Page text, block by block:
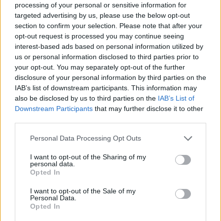
processing of your personal or sensitive information for
targeted advertising by us, please use the below opt-out
section to confirm your selection. Please note that after your
opt-out request is processed you may continue seeing
interest-based ads based on personal information utilized by
us or personal information disclosed to third parties prior to
your opt-out. You may separately opt-out of the further
disclosure of your personal information by third parties on the
IAB’s list of downstream participants. This information may
also be disclosed by us to third parties on the IAB’s List of
Downstream Participants that may further disclose it to other
Personal Data Processing Opt Outs
I want to opt-out of the Sharing of my
personal data.
Opted In
I want to opt-out of the Sale of my
Personal Data.
Opted In
Η Ελληνική Ολυμπιακή Επιτροπή ξεκινά τον καθαρισμό
των μαρμάρων του Παναθηναϊκού Σταδίου
14:45
POS και ταμειακές: βαριά πρόστιμα για όσους δε
συμμορφώνονται
14:39
To Moonlight Serenade στο καφέ του Αρχαιολογικού
Μουσείου Χανίων
ΣΧΕΤΙΚA AΡΘΡΑ